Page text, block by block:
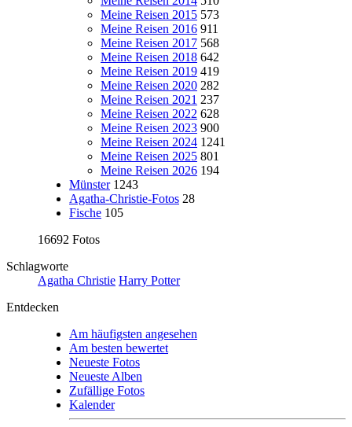
Meine Reisen 2015 573
Meine Reisen 2016 911
Meine Reisen 2017 568
Meine Reisen 2018 642
Meine Reisen 2019 419
Meine Reisen 2020 282
Meine Reisen 2021 237
Meine Reisen 2022 628
Meine Reisen 2023 900
Meine Reisen 2024 1241
Meine Reisen 2025 801
Meine Reisen 2026 194
Münster 1243
Agatha-Christie-Fotos 28
Fische 105
16692 Fotos
Schlagworte
Agatha Christie Harry Potter
Entdecken
Am häufigsten angesehen
Am besten bewertet
Neueste Fotos
Neueste Alben
Zufällige Fotos
Kalender